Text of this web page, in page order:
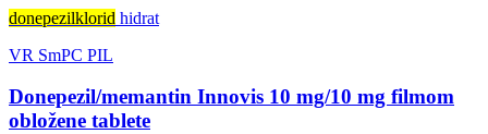
donepezilklorid hidrat
VR SmPC PIL
Donepezil/memantin Innovis 10 mg/10 mg filmom
obložene tablete